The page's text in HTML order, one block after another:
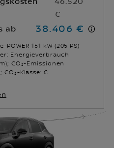
€
ab
38.406 €
151 kW (205 PS)
Energieverbrauch
CO₂-Emissionen
Klasse: C
C